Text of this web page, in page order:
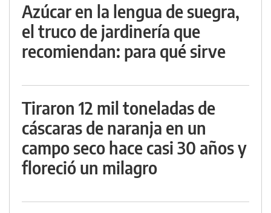
Azúcar en la lengua de suegra,
el truco de jardinería que
recomiendan: para qué sirve
Tiraron 12 mil toneladas de
cáscaras de naranja en un
campo seco hace casi 30 años y
floreció un milagro